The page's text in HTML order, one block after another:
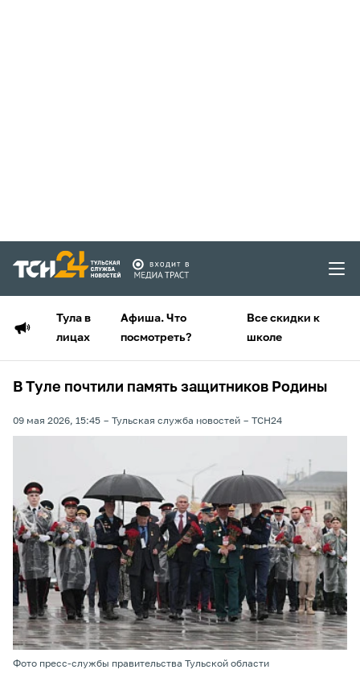
Тула в
лицах
Афиша. Что
посмотреть?
Все скидки к
школе
В Туле почтили память защитников Родины
09 мая 2026, 15:45 Тульская служба новостей ТСН24
Фото пресс-службы правительства Тульской области